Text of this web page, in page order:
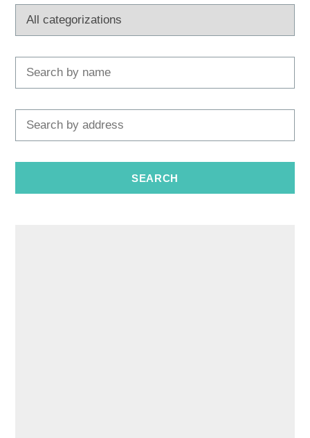
en
+385 21 227 933
info@kastela-info.hr
Villa Nika, Kamberovo šetalište 30,
21216 Kaštel Stari, Hrvatska
Directions